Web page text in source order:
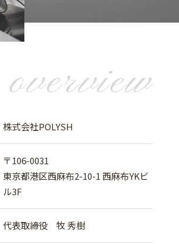
overview
株式会社POLYSH
〒106-0031
東京都港区西麻布2-10-1 西麻布YKビ
ル3F
代表取締役 牧 秀樹